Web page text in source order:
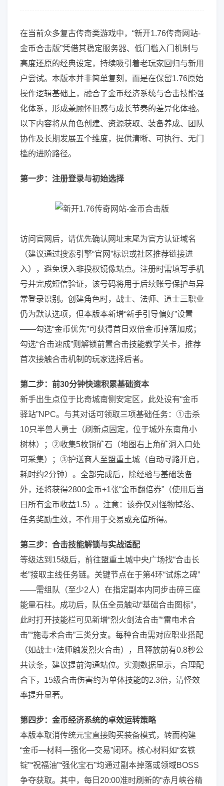
在当前众多复古传奇类游戏中，“新开1.76传奇网站-
金币合击版”凭借其稳定服务器、低门槛入门机制与
高度还原的经典设定，持续吸引着老玩家回归与新用
户尝试。本版本并非简单复刻，而是在保留1.76原始
操作逻辑基础上，融合了金币经济系统与合击技能强
化体系，形成兼顾怀旧感与成长节奏的差异化体验。
以下内容将从角色创建、资源获取、装备养成、团队
协作及长期发展五个维度，提供清晰、可执行、无门
槛的进阶路径。
第一步：注册登录与初始选择
访问官网后，请优先确认网址末尾为官方认证域名
（建议通过搜索引擎“官网”标识或社区推荐链接进
入），避免误入非授权镜像站点。注册时需填写手机
号并完成短信验证，该号码将用于后续账号保护与异
常登录识别。创建角色时，战士、法师、道士三职业
仍为默认选项，但本版本新增“新手引导偏好”设置
——勾选“金币优先”可获得首日双倍金币掉落加成；
勾选“合击速成”则解锁前置合击技能教学关卡，推荐
首次接触合击机制的玩家选择后者。
第二步：前30分钟快速积累基础资本
新手出生点位于比奇城南侧安定区，此处设有“金币
驿站”NPC。与其对话可领取三项基础任务：①击杀
10只半兽人勇士（刷新点固定，位于城外东南角小
树林）；②收集5枚铜矿石（地图右上角矿洞入口处
可采集）；③护送商人至盟重土城（自动寻路开启，
耗时约2分钟）。全部完成后，除经验与基础装备
外，还将获得2800金币+1张“金币翻倍券”（使用后当
日所有金币收益1.5）。注意：该券仅对怪物掉落、
任务奖励生效，不作用于交易或充值所得。
第三步：合击技能解锁与实战适配
等级达到15级后，前往盟重土城中央广场找“合击长
老”接取主线任务链。关键节点在于第4环“试炼之碑”
——需组队（至少2人）在指定副本内同步击碎三座
能量石柱。成功后，队伍全员触动“基础合击图标”，
此时打开技能栏可见新增“烈火剑法合击”“雷电术合
击”“施毒术合击”三类分支。每种合击需对应职业搭配
（如战士+法师触发烈火合击），且释放前有0.8秒公
共读条，建议提前沟通站位。实测数据显示，合理配
合下，15级合击伤害约为单体技能的2.3倍，清怪效
率提升显著。
第四步：金币经济系统的卓效运转策略
本版本取消传统元宝直接购买装备模式，转而构建
“金币—材料—强化—交易”闭环。核心材料如“玄铁
锭”“祝福油”“强化宝石”均通过副本掉落或领域BOSS
争夺获取。其中，每日20:00准时刷新的“赤月峡谷精